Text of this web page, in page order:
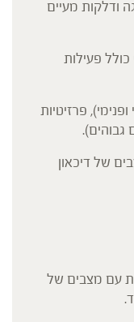
ודלקות מעיים
כולל פעילות
פרזיטיות
גבוהים).
של דיכאון
עם מצבים של